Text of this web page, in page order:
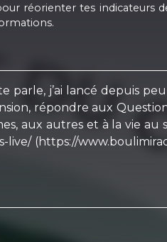
réorienter tes indicateurs
parle, j’ai lancé depuis
répondre aux
aux autres et à la vie au
live/ (https://